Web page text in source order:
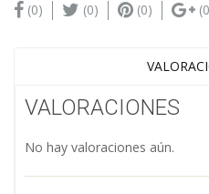
(0)
(0) (0)
VALORACIONES
No hay valoraciones aún.